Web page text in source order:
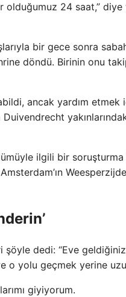
24 saat,” diye
bir gece sonra
döndü. Birinin onu
ancak yardım
ilgili bir
şöyle dedi: “Eve
o yolu geçmek yerine
giyiyorum.